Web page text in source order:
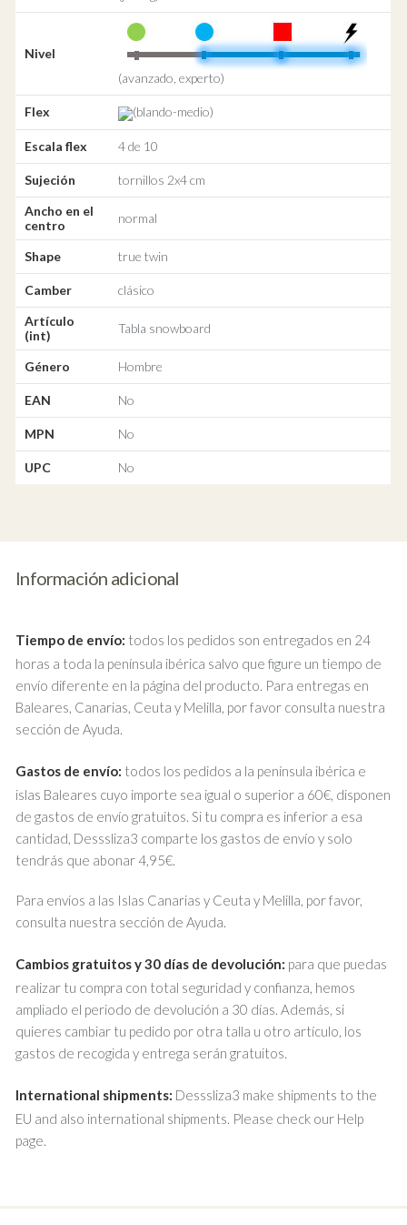
Nivel
(avanzado, experto)
Flex (blando-medio)
Escala flex 4 de 10
Sujeción
tornillos 2x4 cm
Ancho en el
centro
normal
Shape true twin
Camber
clásico
Artículo
(int)
Tabla snowboard
Género Hombre
EAN No
MPN No
UPC No
Información adicional
Tiempo de envío: todos los pedidos son entregados en 24
horas a toda la península ibérica salvo que figure un tiempo de
envío diferente en la página del producto. Para entregas en
Baleares, Canarias, Ceuta y Melilla, por favor consulta nuestra
sección de Ayuda.
Gastos de envío: todos los pedidos a la península ibérica e
islas Baleares cuyo importe sea igual o superior a 60€, disponen
de gastos de envío gratuitos. Si tu compra es inferior a esa
cantidad, Desssliza3 comparte los gastos de envío y solo
tendrás que abonar 4,95€.
Para envíos a las Islas Canarias y Ceuta y Melilla, por favor,
consulta nuestra sección de Ayuda.
Cambios gratuitos y 30 días de devolución: para que puedas
realizar tu compra con total seguridad y confianza, hemos
ampliado el periodo de devolución a 30 días. Además, si
quieres cambiar tu pedido por otra talla u otro artículo, los
gastos de recogida y entrega serán gratuitos.
International shipments: Desssliza3 make shipments to the
EU and also international shipments. Please check our Help
page.